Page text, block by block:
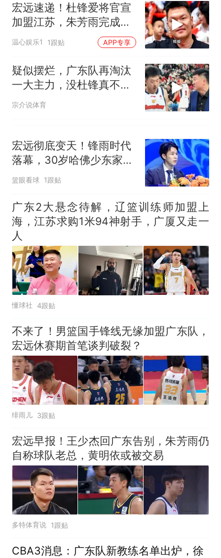
宏远速递！杜锋爱将官宣
加盟江苏，朱芳雨完成交
接，徐杰深夜发声
温心娱乐1 1跟贴 APP专享
疑似摆烂，广东队再淘汰
一大主力，没杜锋真不
行，宏远季后赛难了
宗介说体育
宏远彻底变天！锋雨时代
落幕，30岁哈佛少东家重
塑十一冠王朝
篮眼看球 1跟贴
广东2大悬念待解，辽篮训练师加盟上
海，江苏求购1米94神射手，广厦又走一
人
懂球社 4跟贴
不来了！男篮国手锋线无缘加盟广东队，
宏远休赛期首笔谈判破裂？
绯雨儿 3跟贴
宏远早报！王少杰回广东告别，朱芳雨仍
自称球队老总，黄明依或被交易
多特体育说 1跟贴
CBA3消息：广东队新教练名单出炉，徐